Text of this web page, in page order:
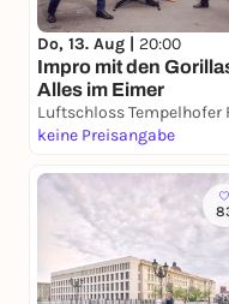
Do, 13. Aug | 20:00
Impro mit den
Alles im Eimer
keine Preisangabe